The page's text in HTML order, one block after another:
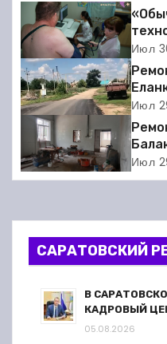
г
а
ц
и
я
о
з
Июл
Июл
Июл
САРАТОВСКИЙ
В
КАДРОВЫЙ
05.08.2026